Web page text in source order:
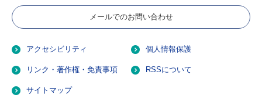
メールでのお問い合わせ
アクセシビリティ 個人情報保護
リンク・著作権・免責事項 RSSについて
サイトマップ